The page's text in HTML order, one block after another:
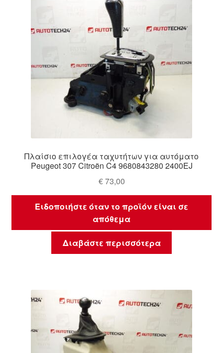
Πολιτική Απορρήτου
Πλαίσιο επιλογέα ταχυτήτων για αυτόματο
Peugeot 307 Citroën C4 9680843280 2400EJ
€73,00
Ειδοποιήστε όταν το προϊόν είναι σε
απόθεμα
Διαβάστε περισσότερα